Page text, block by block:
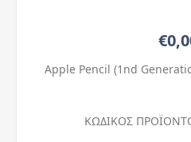
Apple Pencil (1nd
ΚΩΔΙΚΟΣ